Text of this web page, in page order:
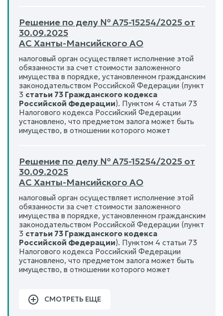
Решение по делу № А75-15254/2025 от
30.09.2025
АС Ханты-Мансийского АО
налоговый орган осуществляет исполнение этой
обязанности за счет стоимости заложенного
имущества в порядке, установленном гражданским
законодательством Российской Федерации (пункт
3 статьи 73 Гражданского кодекса
Российской Федерации). Пунктом 4 статьи 73
Налогового кодекса Российский Федерации
установлено, что предметом залога может быть
имущество, в отношении которого может
Решение по делу № А75-15254/2025 от
30.09.2025
АС Ханты-Мансийского АО
налоговый орган осуществляет исполнение этой
обязанности за счет стоимости заложенного
имущества в порядке, установленном гражданским
законодательством Российской Федерации (пункт
3 статьи 73 Гражданского кодекса
Российской Федерации). Пунктом 4 статьи 73
Налогового кодекса Российский Федерации
установлено, что предметом залога может быть
имущество, в отношении которого может
СМОТРЕТЬ ЕЩЕ